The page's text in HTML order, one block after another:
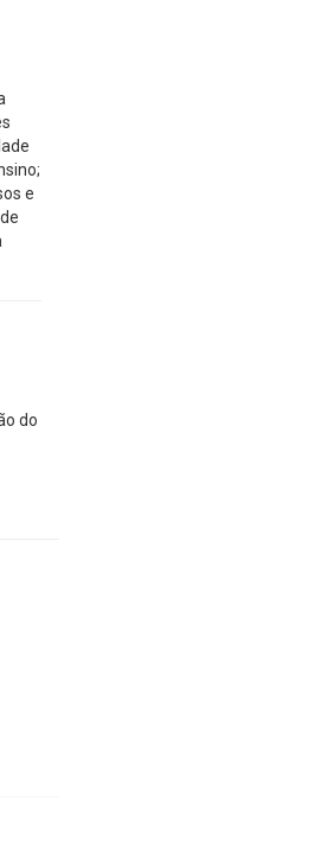
e
do